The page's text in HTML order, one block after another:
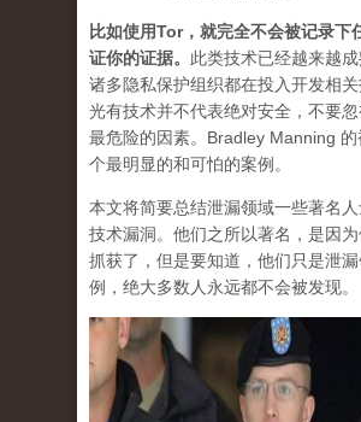
比如使用Tor，就完全不会被记录下
证你的证据。 此类技术已经越来越
诸多隐私保护组织都在投入开发相
光有技术并不代表绝对安全，不要
最危险的因素。Bradley Manning
个最明显的和可怕的案例。
本文将简要总结泄漏领域一些著名
技术漏洞。他们之所以著名，是因
抓获了，但是要知道，他们只是泄
例，绝大多数人永远都不会被发现。